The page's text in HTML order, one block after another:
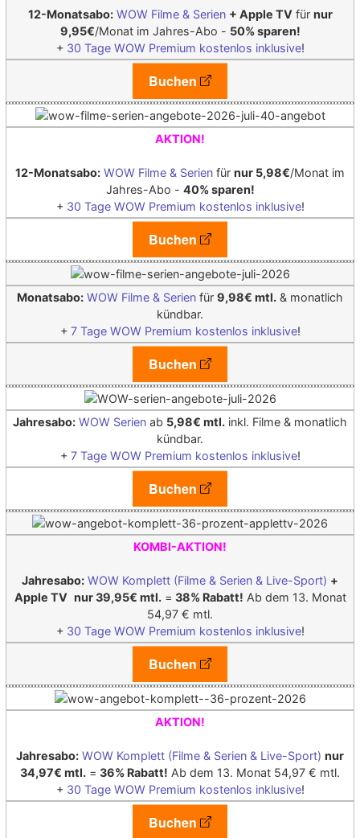
12-Monatsabo: WOW Filme & Serien + Apple TVfür nur
9,95€/Monat im Jahres-Abo - 50% sparen!
+ 30 Tage WOW Premium kostenlos inklusive!
Buchen
AKTION!
12-Monatsabo: WOW Filme & Serien für nur 5,98€/Monat im
Jahres-Abo - 40% sparen!
+ 30 Tage WOW Premium kostenlos inklusive!
Buchen
Monatsabo: WOW Filme & Serien für 9,98€ mtl. & monatlich
kündbar.
+ 7 Tage WOW Premium kostenlos inklusive!
Buchen
Jahresabo: WOW Serien ab 5,98€ mtl. inkl. Filme & monatlich
kündbar.
+ 7 Tage WOW Premium kostenlos inklusive!
Buchen
KOMBI-AKTION!
Jahresabo: WOW Komplett (Filme & Serien & Live-Sport) +
Apple TV nur 39,95€ mtl.= 38% Rabatt! Ab dem 13. Monat
54,97 € mtl.
+ 30 Tage WOW Premium kostenlos inklusive!
Buchen
AKTION!
Jahresabo: WOW Komplett (Filme & Serien & Live-Sport) nur
34,97€ mtl. = 36% Rabatt! Ab dem 13. Monat 54,97 € mtl.
+ 30 Tage WOW Premium kostenlos inklusive!
Buchen